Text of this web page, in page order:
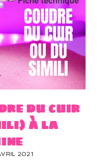
du cuir
à la
2021